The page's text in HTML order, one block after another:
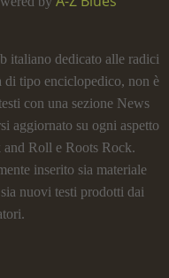
italiano dedicato alle radici
di tipo enciclopedico, non è
con una sezione News
aggiornato su ogni aspetto
Roll e Roots Rock.
inserito sia materiale
nuovi testi prodotti dai